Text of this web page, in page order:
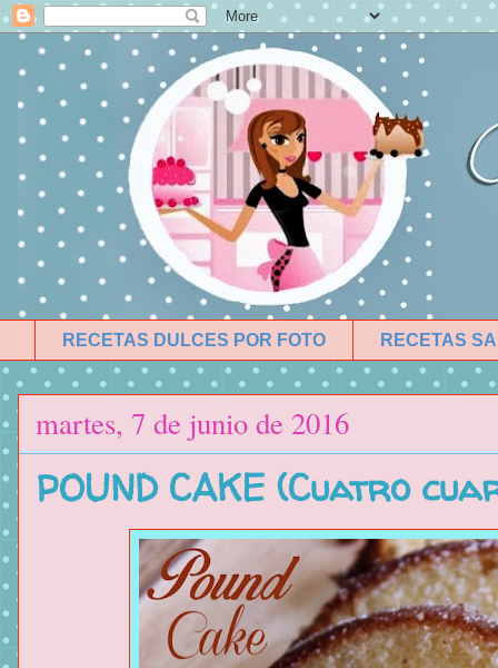
RECETAS DULCES POR FOTO RECETAS
martes, 7 de junio de 2016
POUND CAKE (Cuatro